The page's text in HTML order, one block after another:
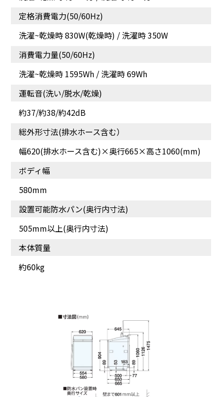
定格消費電力(50/60Hz)
洗濯~乾燥時 830W(乾燥時) / 洗濯時 350W
消費電力量(50/60Hz)
洗濯~乾燥時 1595Wh / 洗濯時 69Wh
運転音(洗い/脱水/乾燥)
約37/約38/約42dB
総外形寸法(排水ホース含む）
幅620(排水ホース含む)×奥行665×高さ1060(mm)
ボディ幅
580mm
設置可能防水パン(奥行内寸法)
505mm以上(奥行内寸法)
本体質量
約60kg